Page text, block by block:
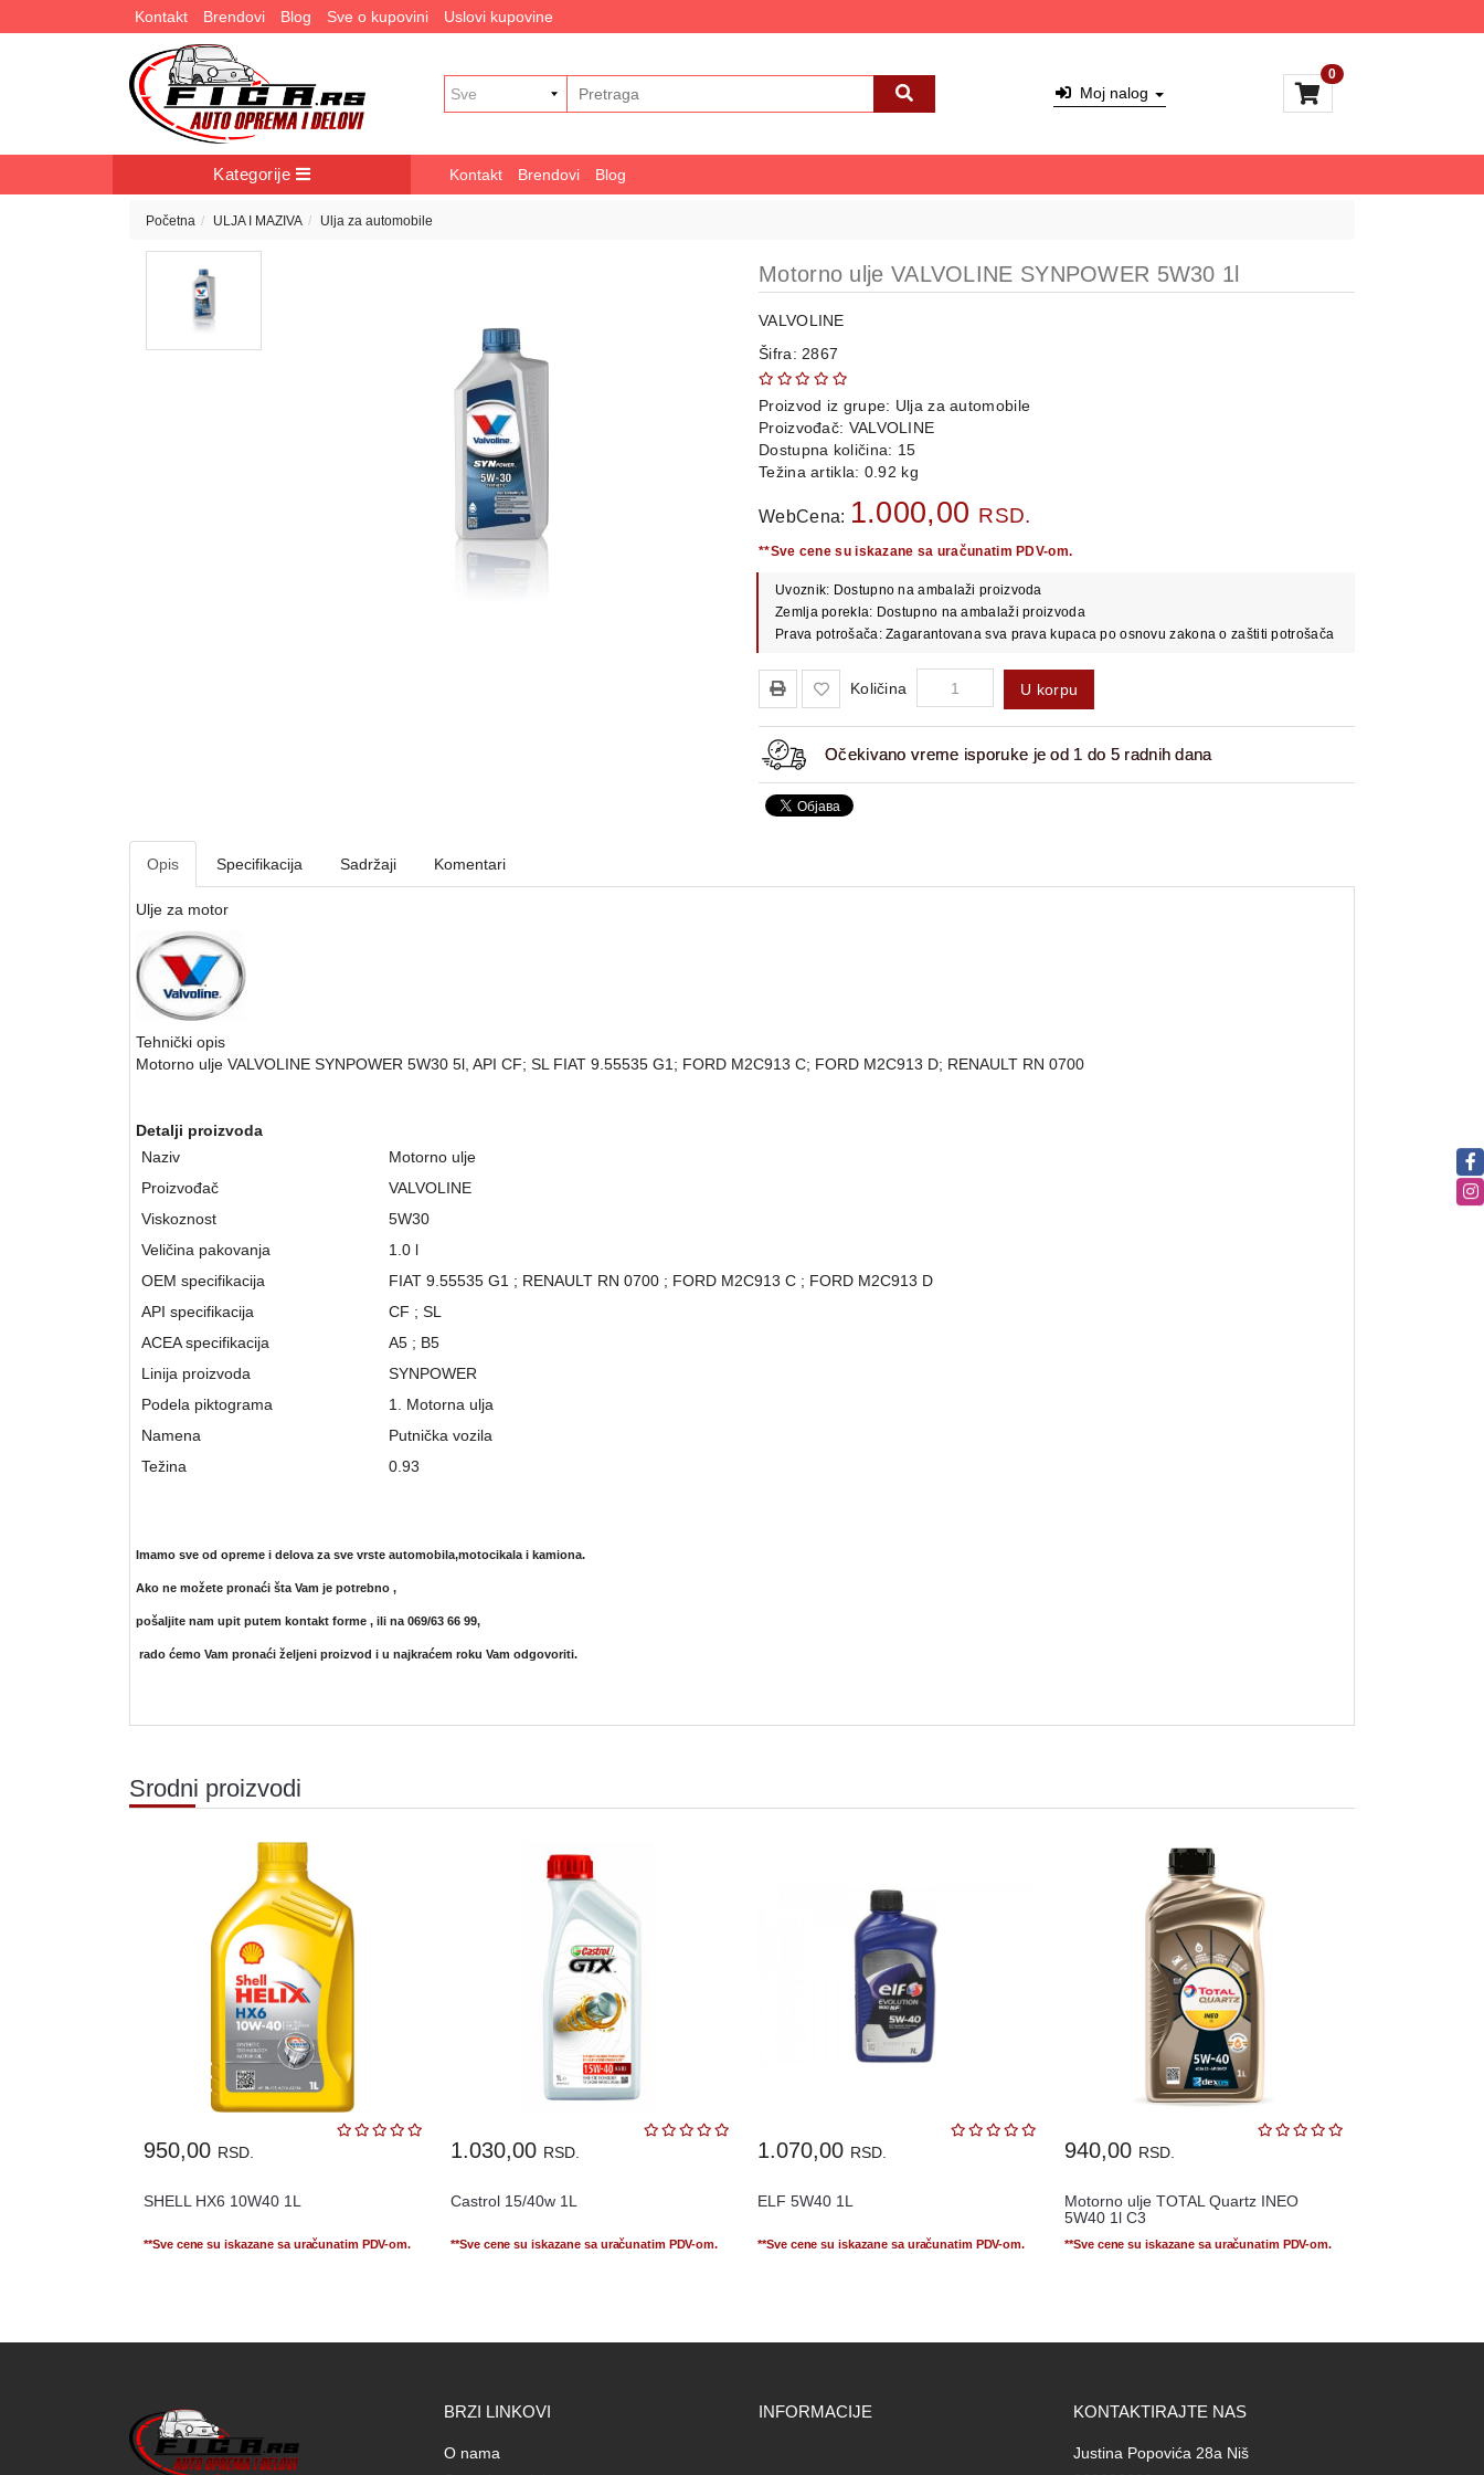
Kontakt Brendovi Blog Sve o kupovini Uslovi kupovine
Moj nalog
0
Kategorije Kontakt Brendovi Blog
Početna ULJA I MAZIVA Ulja za automobile
Motorno ulje VALVOLINE SYNPOWER 5W30 1l
VALVOLINE
Šifra: 2867
Proizvod iz grupe: Ulja za automobile
Proizvođač: VALVOLINE
Dostupna količina: 15
Težina artikla: 0.92 kg
WebCena: 1.000,00 RSD.
**Sve cene su iskazane sa uračunatim PDV-om.
Uvoznik: Dostupno na ambalaži proizvoda
Zemlja porekla: Dostupno na ambalaži proizvoda
Prava potrošača: Zagarantovana sva prava kupaca po osnovu zakona o zaštiti potrošača
Količina U korpu
Očekivano vreme isporuke je od 1 do 5 radnih dana
Opis Specifikacija Sadržaji Komentari
Ulje za motor
Tehnički opis
Motorno ulje VALVOLINE SYNPOWER 5W30 5l, API CF; SL FIAT 9.55535 G1; FORD M2C913 C; FORD M2C913 D; RENAULT RN 0700
Detalji proizvoda
Naziv
Motorno ulje
Proizvođač
VALVOLINE
Viskoznost
5W30
Veličina pakovanja
1.0 l
OEM specifikacija
FIAT 9.55535 G1 ; RENAULT RN 0700 ; FORD M2C913 C ; FORD M2C913 D
API specifikacija
CF ; SL
ACEA specifikacija
A5 ; B5
Linija proizvoda
SYNPOWER
Podela piktograma
1. Motorna ulja
Namena
Putnička vozila
Težina
0.93
Imamo sve od opreme i delova za sve vrste automobila,motocikala i kamiona.
Ako ne možete pronaći šta Vam je potrebno ,
pošaljite nam upit putem kontakt forme , ili na 069/63 66 99,
rado ćemo Vam pronaći željeni proizvod i u najkraćem roku Vam odgovoriti.
Srodni proizvodi
950,00 RSD.
SHELL HX6 10W40 1L
**Sve cene su iskazane sa uračunatim PDV-om.
1.030,00 RSD.
Castrol 15/40w 1L
**Sve cene su iskazane sa uračunatim PDV-om.
1.070,00 RSD.
ELF 5W40 1L
**Sve cene su iskazane sa uračunatim PDV-om.
940,00 RSD.
Motorno ulje TOTAL Quartz INEO
5W40 1l C3
**Sve cene su iskazane sa uračunatim PDV-om.
BRZI LINKOVI
O nama
INFORMACIJE KONTAKTIRAJTE NAS
Justina Popovića 28a Niš